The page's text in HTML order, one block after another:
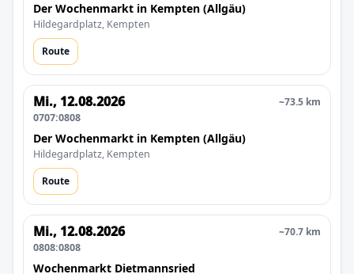
Der Wochenmarkt in Kempten (Allgäu)
Hildegardplatz, Kempten
Route
Mi., 12.08.2026
0707:0808
~73.5 km
Der Wochenmarkt in Kempten (Allgäu)
Hildegardplatz, Kempten
Route
Mi., 12.08.2026
0808:0808
~70.7 km
Wochenmarkt Dietmannsried